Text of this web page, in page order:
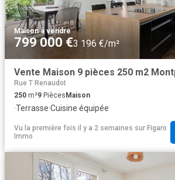
Maison·à vendre
799 000 €3 196 €/m²
Vente Maison 9 pièces 250 m2
Rue T Renaudot
250 m²9 Pièces Maison
·Terrasse·Cuisine équipée
Vu la première fois il y a 2 semaines sur Figaro
Immo